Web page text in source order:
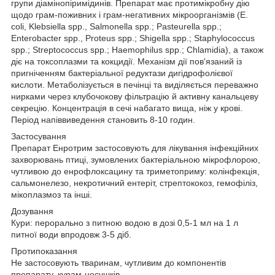
групи діамінопіримідинів. Препарат має протимікробну дію
щодо грам-поживних і грам-негативних мікроорганізмів (E.
coli, Klebsiella spp., Salmonella spp.; Pasteurella spp.;
Enterobacter spp., Proteus spp.; Shigella spp.; Staphylococcus
spp.; Streptococcus spp.; Haemophilus spp.; Chlamidia), а також
діє на токсоплазми та кокцидії. Механізм дії пов'язаний із
пригніченням бактеріальної редуктази дигідрофолієвої
кислоти. Метаболізується в печінці та виділяється переважно
нирками через клубочокову фільтрацію й активну канальцеву
секрецію. Концентрація в сечі набагато вища, ніж у крові.
Період напіввиведення становить 8-10 годин.
Застосування
Препарат Енротрим застосовують для лікування інфекційних
захворювань птиці, зумовлених бактеріальною мікрофлорою,
чутливою до енрофлоксацину та триметоприму: колінфекція,
сальмонелезо, некротичний ентеріт, стрептококоз, гемофіліз,
мікоплазмоз та інші.
Дозування
Кури: перорально з питною водою в дозі 0,5-1 мл на 1 л
питної води впродовж 3-5 діб.
Протипоказання
Не застосовують тваринам, чутливим до компонентів